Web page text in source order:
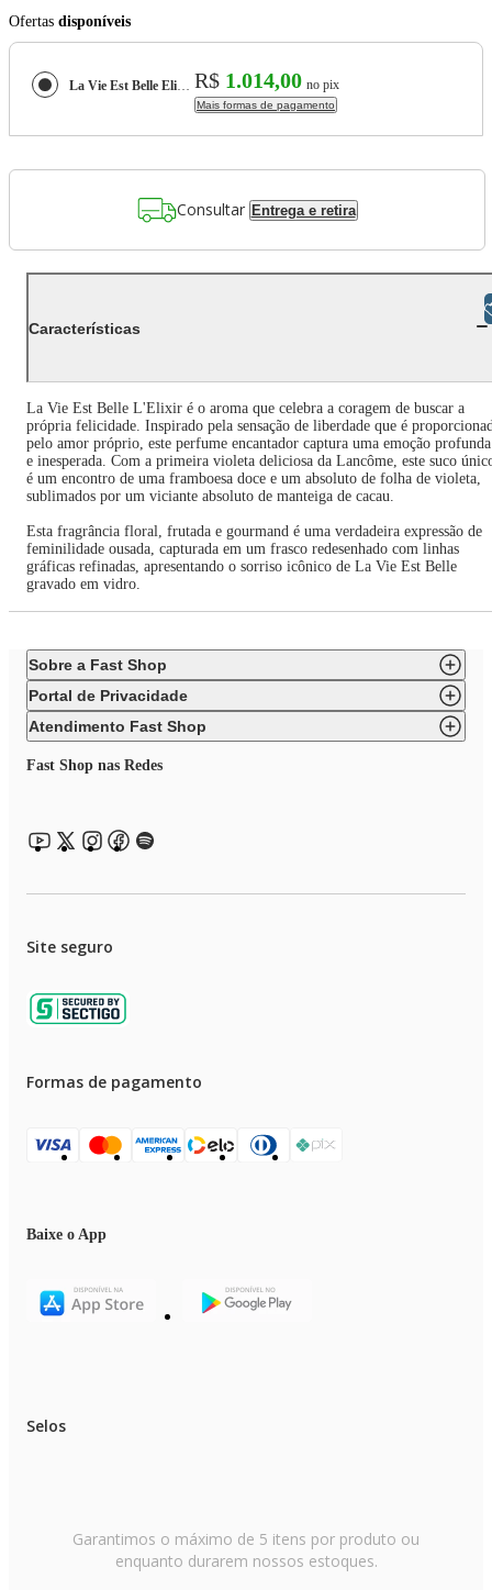
Ofertas disponíveis
La Vie Est Belle Elixir Eau de Parfum Lancôme R$ 1.014,00 no pix
Mais formas de pagamento
Consultar Entrega e retira
Características
La Vie Est Belle L'Elixir é o aroma que celebra a coragem de buscar a
própria felicidade. Inspirado pela sensação de liberdade que é
pelo amor próprio, este perfume encantador captura uma emoção profunda
e inesperada. Com a primeira violeta deliciosa da Lancôme, este suco
é um encontro de uma framboesa doce e um absoluto de folha de violeta,
sublimados por um viciante absoluto de manteiga de cacau.
Esta fragrância floral, frutada e gourmand é uma verdadeira expressão de
feminilidade ousada, capturada em um frasco redesenhado com linhas
gráficas refinadas, apresentando o sorriso icônico de La Vie Est Belle
gravado em vidro.
Sobre a Fast Shop
Portal de Privacidade
Atendimento Fast Shop
Fast Shop nas Redes
Site seguro
Formas de pagamento
Baixe o App
Selos
Garantimos o máximo de 5 itens por produto ou
enquanto durarem nossos estoques.